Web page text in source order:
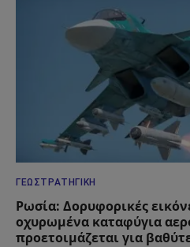
ΓΕΩΣΤΡΑΤΗΓΙΚΉ
Ρωσία: Δορυφορικές
οχυρωμένα καταφύγια
προετοιμάζεται για